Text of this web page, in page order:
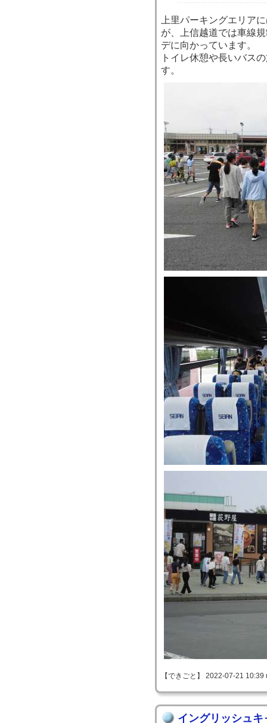
上里パーキングエリア
が、上信越道では車線
デに向かっています。
トイレ休憩や長いバス
す。
【できごと】 2022-07-21
イングリッシュキ